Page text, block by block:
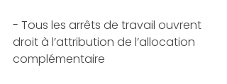
- Tous les arrêts de travail ouvrent
droit à l’attribution de l’allocation
complémentaire